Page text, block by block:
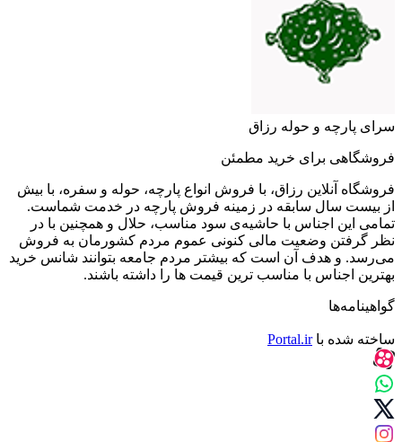
سرای پارچه و حوله رزاق
فروشگاهی برای خرید مطمئن
فروشگاه آنلاین رزاق، با فروش انواع پارچه، حوله و سفره، با بیش
از بیست سال سابقه در زمینه فروش پارچه در خدمت شماست.
تمامی این اجناس با حاشیه‌ی سود مناسب، حلال و همچنین با در
نظر گرفتن وضعیت مالی کنونی عموم مردم کشورمان به فروش
می‌رسد. و هدف آن است که بیشتر مردم جامعه بتوانند شانس خرید
بهترین اجناس با مناسب ترین قیمت ها را داشته باشند.
گواهینامه‌ها
ساخته شده باPortal.ir